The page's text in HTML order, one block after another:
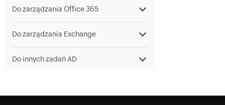
Do zarządzania Office 365
Do zarządzania Exchange
Do innych zadań AD